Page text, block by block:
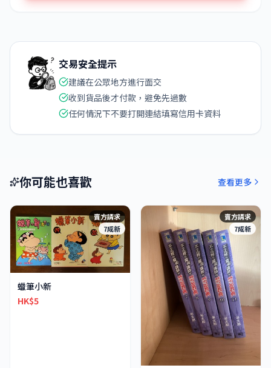
交易安全提示
建議在公眾地方進行面交
收到貨品後才付款，避免先過數
任何情況下不要打開連結填寫信用卡資料
你可能也喜歡 查看更多
賣方請求
7成新
蠟筆小新
HK$5
賣方請求
7成新